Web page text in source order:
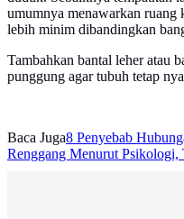
umumnya menawarkan ruang
lebih minim dibandingkan
Tambahkan bantal leher atau
punggung agar tubuh tetap
Baca Juga8 Penyebab
Renggang Menurut Psikologi,